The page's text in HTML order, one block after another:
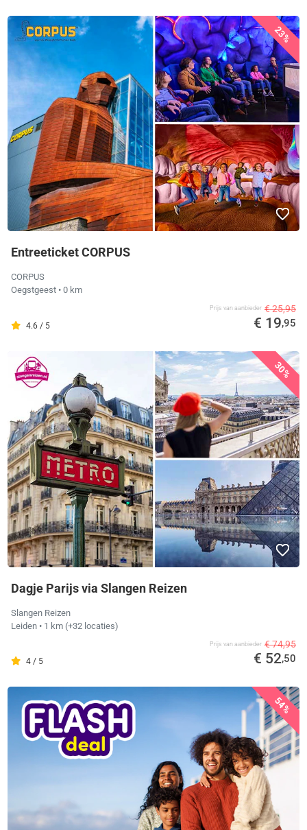
23%
Entreeticket CORPUS
CORPUS
Oegstgeest • 0 km
4.6 / 5
Prijs van aanbieder € 25,95
€ 19,95
30%
Dagje Parijs via Slangen Reizen
Slangen Reizen
Leiden • 1 km (+32 locaties)
4 / 5
Prijs van aanbieder € 74,95
€ 52,50
54%